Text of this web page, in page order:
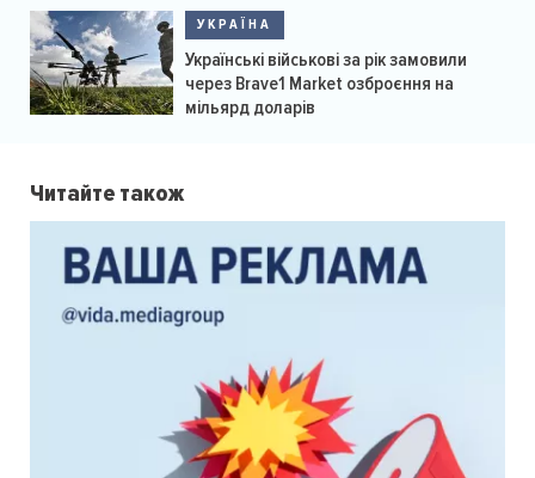
УКРАЇНА
Українські військові за рік замовили
через Brave1 Market озброєння на
мільярд доларів
Читайте також